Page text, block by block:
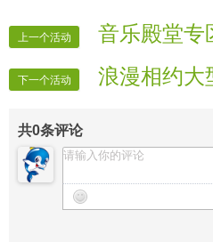
【晚会片花】文子
【晚会片花】笑笑
【晚会片花】龍哥
【晚会广播】湘偲
上一个活动 音乐殿堂专
下一个活动 浪漫相约大
共0条评论